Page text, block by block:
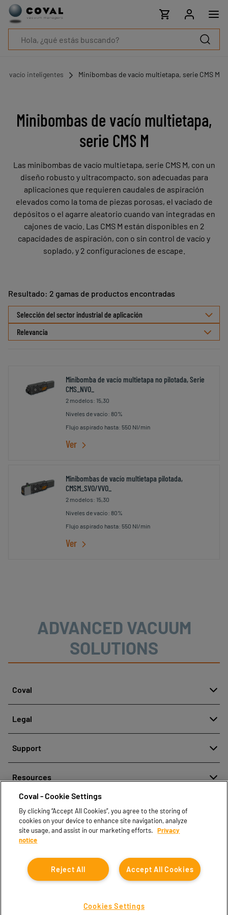
vacío inteligentes Minibombas de vacío multietapa, serie CMS M
Minibombas de vacío multietapa,
serie CMS M
Las minibombas de vacío multietapa, serie CMS M, con un
diseño robusto y ultracompacto, son adecuadas para
aplicaciones que requieren caudales de aspiración
elevados como la toma de piezas porosas, el vaciado de
depósitos o el agarre aleatorio cuando van integradas en
cajones de vacío. Las CMS M están disponibles en 2
capacidades de aspiración, con o sin control de vacío y
soplado, y 2 configuraciones de escape.
Resultado: 2 gamas de productos encontradas
Seleccionar
ordenamiento
Selección del sector industrial de aplicación
Minibomba de vacío multietapa no pilotada, Serie
CMS_NVO_
2 modelos: 15,30
Niveles de vacío: 80%
Flujo aspirado hasta: 550 Nl/min
Ver
Minibombas de vacío multietapa pilotada,
CMSM_SVO/VVO_
2 modelos: 15,30
Niveles de vacío: 80%
Flujo aspirado hasta: 550 Nl/min
Ver
ADVANCED VACUUM
SOLUTIONS
Coval
History
Our technologies
Legal
Avisos legales
Support
Contact sales
Find partners
Resources
Document center
Coval CAD Catalog
Blog
FAQ
Productos
Industrias
Tecnologías
Recursos
Distribuidores
Contacto
Coval - Cookie Settings
By clicking “Accept All Cookies”, you agree to the storing of
cookies on your device to enhance site navigation, analyze
site usage, and assist in our marketing efforts. Privacy
notice
Accept All Cookies
Reject All
Cookies Settings